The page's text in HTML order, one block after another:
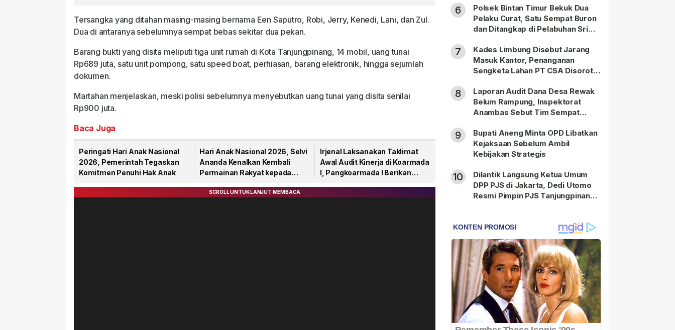
Tersangka yang ditahan masing-masing bernama Een Saputro, Robi, Jerry, Kenedi, Lani, dan Zul.
Dua di antaranya sebelumnya sempat bebas sekitar dua pekan.
Barang bukti yang disita meliputi tiga unit rumah di Kota Tanjungpinang, 14 mobil, uang tunai
Rp689 juta, satu unit pompong, satu speed boat, perhiasan, barang elektronik, hingga sejumlah
dokumen.
Martahan menjelaskan, meski polisi sebelumnya menyebutkan uang tunai yang disita senilai
Rp900 juta.
Baca Juga
Peringati Hari Anak Nasional
2026, Pemerintah Tegaskan
Komitmen Penuhi Hak Anak
Hari Anak Nasional 2026, Selvi
Ananda Kenalkan Kembali
Permainan Rakyat kepada
Irjenal Laksanakan Taklimat
Awal Audit Kinerja di Koarmada
I, Pangkoarmada I Berikan
6
Polsek Bintan Timur Bekuk Dua
Pelaku Curat, Satu Sempat Buron
dan Ditangkap di Pelabuhan Sri
7
Kades Limbung Disebut Jarang
Masuk Kantor, Penanganan
Sengketa Lahan PT CSA Disorot
8
Laporan Audit Dana Desa Rewak
Belum Rampung, Inspektorat
Anambas Sebut Tim Sempat
9
Bupati Aneng Minta OPD Libatkan
Kejaksaan Sebelum Ambil
Kebijakan Strategis
10
Dilantik Langsung Ketua Umum
DPP PJS di Jakarta, Dedi Utomo
Resmi Pimpin PJS Tanjungpinang-